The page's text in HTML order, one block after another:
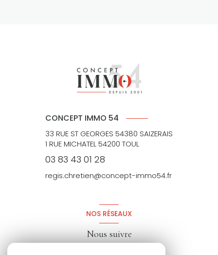
CONCEPT IMMO 54
33 RUE ST GEORGES 54380 SAIZERAIS
1 RUE MICHATEL 54200 TOUL
03 83 43 01 28
regis.chretien@concept-immo54.fr
NOS RÉSEAUX
Nous suivre